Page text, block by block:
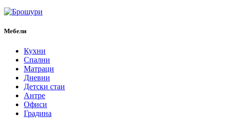
Мебели
Кухни
Спални
Матраци
Дневни
Детски стаи
Антре
Офиси
Градина